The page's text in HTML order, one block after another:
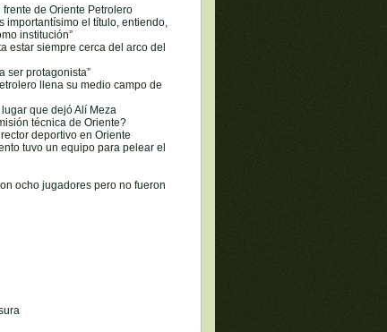
de Oriente Petrolero
importantísimo el título, entiendo,
institución”
estar siempre cerca del arco del
ser protagonista”
llena su medio campo de
que dejó Alí Meza
técnica de Oriente?
deportivo en Oriente
tuvo un equipo para pelear el
ocho jugadores pero no fueron